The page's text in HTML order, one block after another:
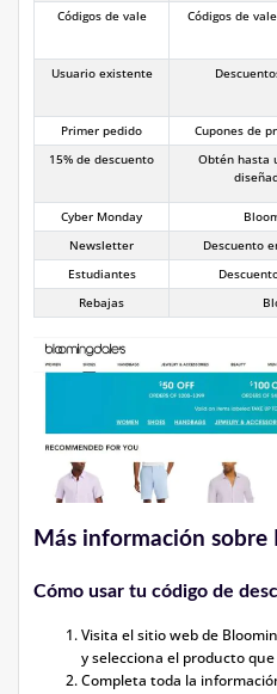
Códigos de vale
Códigos de
Usuario existente
Primer pedido
Cupones de
15% de descuento
Obtén hasta
Cyber Monday
Newsletter
Descuento
Estudiantes
Rebajas
Más información sobre
Cómo usar tu código de
Visita el sitio web de
y selecciona el producto que
Completa toda la